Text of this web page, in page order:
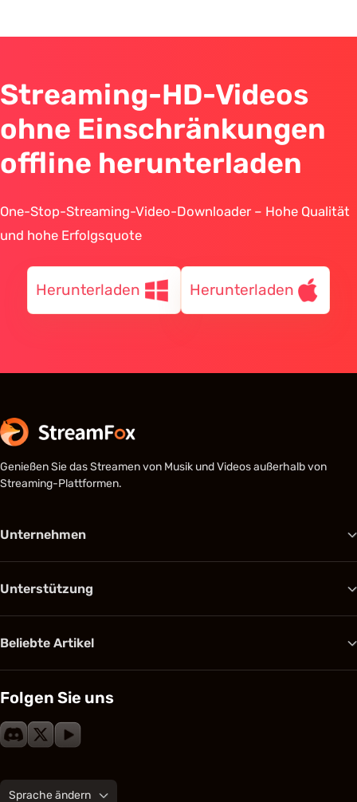
Streaming-HD-Videos
ohne Einschränkungen
offline herunterladen
One-Stop-Streaming-Video-Downloader – Hohe Qualität
und hohe Erfolgsquote
Herunterladen Herunterladen
Genießen Sie das Streamen von Musik und Videos außerhalb von
Streaming-Plattformen.
Unternehmen
Unterstützung
Beliebte Artikel
Folgen Sie uns
Sprache ändern